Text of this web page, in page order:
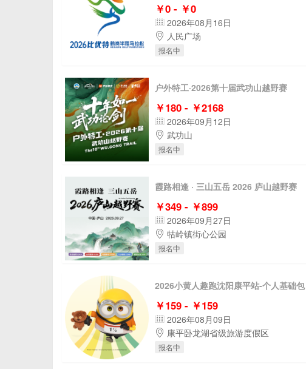
￥0 - ￥0
2026年08月16日
人民广场
报名中
户外特工·2026第十届武功山越野赛
￥180 - ￥2168
2026年09月12日
武功山
报名中
霞路相逢 · 三山五岳 2026 庐山越野赛
￥349 - ￥899
2026年09月27日
牯岭镇街心公园
报名中
2026小黄人趣跑沈阳康平站-个人基础包
￥159 - ￥159
2026年08月09日
康平卧龙湖省级旅游度假区
报名中